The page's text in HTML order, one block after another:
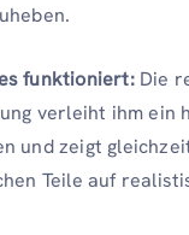
funktioniert:Die
verleiht ihm ein
und zeigt
Teile auf